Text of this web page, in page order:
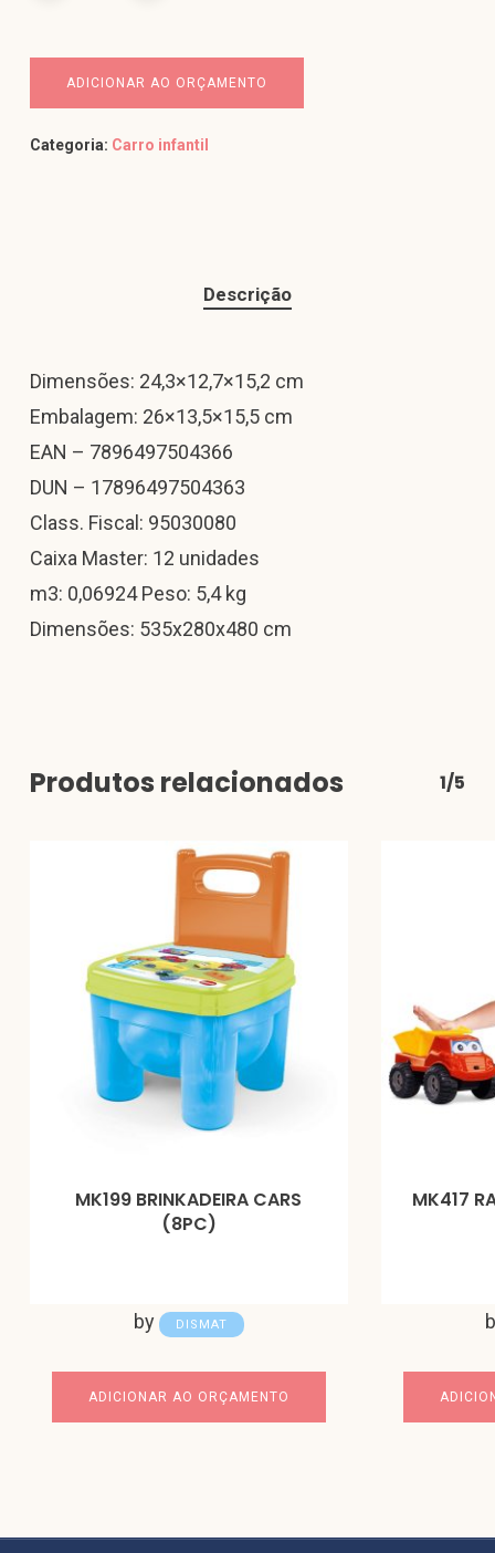
ADICIONAR AO ORÇAMENTO
Categoria: Carro infantil
Descrição
Dimensões: 24,3×12,7×15,2 cm
Embalagem: 26×13,5×15,5 cm
EAN – 7896497504366
DUN – 17896497504363
Class. Fiscal: 95030080
Caixa Master: 12 unidades
m3: 0,06924 Peso: 5,4 kg
Dimensões: 535x280x480 cm
Produtos relacionados 1/5
MK199 BRINKADEIRA CARS
(8PC)
by DISMAT
ADICIONAR AO ORÇAMENTO
MK417